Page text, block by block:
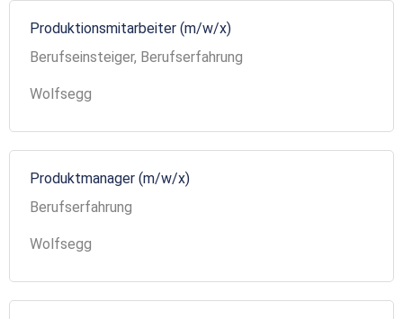
Produktionsmitarbeiter (m/w/x)
Berufseinsteiger, Berufserfahrung
Wolfsegg
Produktmanager (m/w/x)
Berufserfahrung
Wolfsegg